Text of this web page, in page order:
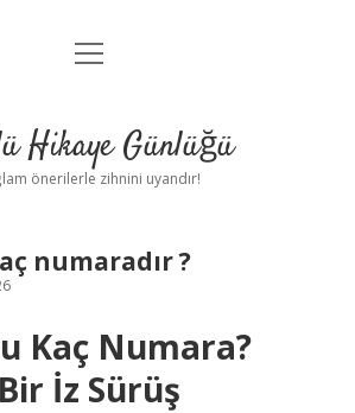
Anasayfa
Yasal Uyarı
menüyü
Hikaye Günlüğü
önerilerle zihnini uyandır!
numaradır ?
Kaç Numara?
İz Sürüş